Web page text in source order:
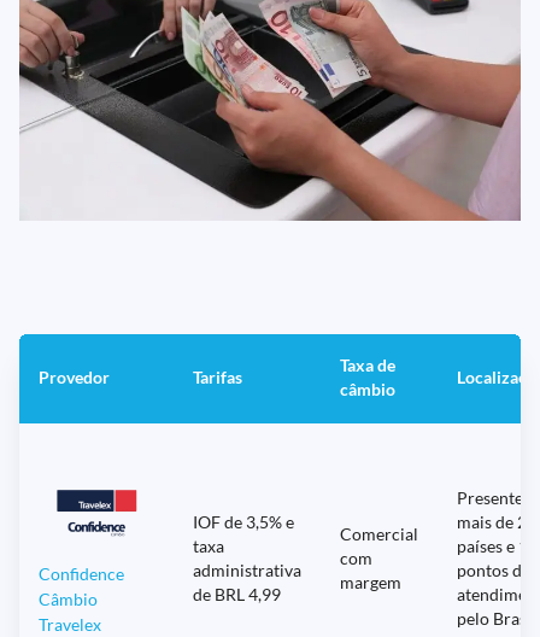
Provedor Tarifas
Taxa de
câmbio
Confidence
Câmbio
Travelex
IOF de 3,5% e
taxa
administrativa
de BRL 4,99
Comercial
com
margem
Presente
mais de 20
países e
pontos de
pelo Brasil